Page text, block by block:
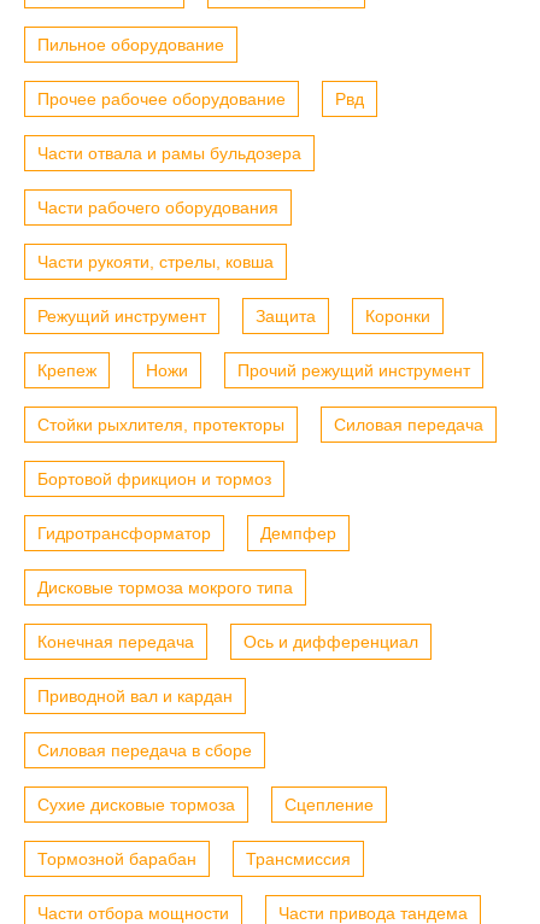
Пильное оборудование
Прочее рабочее оборудование Рвд
Части отвала и рамы бульдозера
Части рабочего оборудования
Части рукояти, стрелы, ковша
Режущий инструмент Защита Коронки
Крепеж Ножи Прочий режущий инструмент
Стойки рыхлителя, протекторы Силовая передача
Бортовой фрикцион и тормоз
Гидротрансформатор Демпфер
Дисковые тормоза мокрого типа
Конечная передача Ось и дифференциал
Приводной вал и кардан
Силовая передача в сборе
Сухие дисковые тормоза Сцепление
Тормозной барабан Трансмиссия
Части отбора мощности Части привода тандема